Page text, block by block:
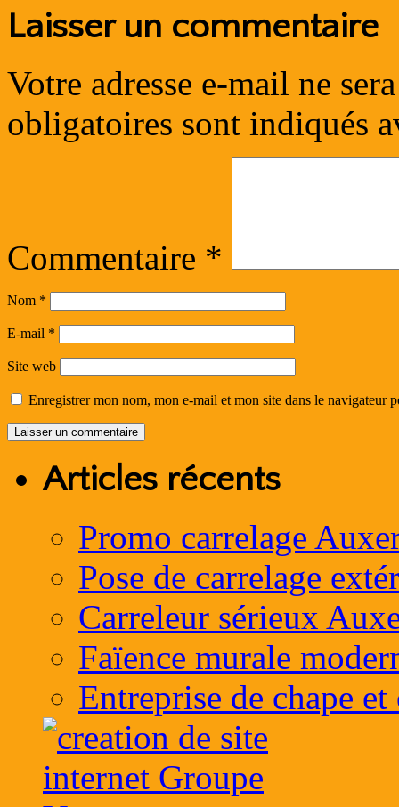
Laisser un commentaire
Votre adresse e-mail ne
obligatoires sont indiqués
Commentaire *
Nom *
E-mail *
Site web
Enregistrer mon nom, mon e-mail et mon site dans le navigateur
Articles récents
Promo carrelage
Pose de carrelage
Carreleur sérieux
Faïence murale
Entreprise de chape